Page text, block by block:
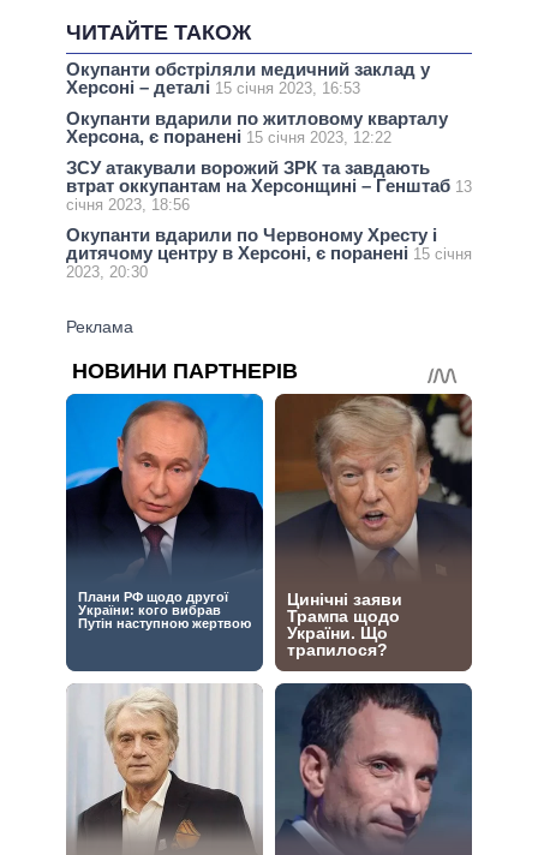
ЧИТАЙТЕ ТАКОЖ
Окупанти обстріляли медичний заклад у
Херсоні – деталі 15 січня 2023, 16:53
Окупанти вдарили по житловому кварталу
Херсона, є поранені 15 січня 2023, 12:22
ЗСУ атакували ворожий ЗРК та завдають
втрат оккупантам на Херсонщині – Генштаб 13
січня 2023, 18:56
Окупанти вдарили по Червоному Хресту і
дитячому центру в Херсоні, є поранені 15 січня
2023, 20:30